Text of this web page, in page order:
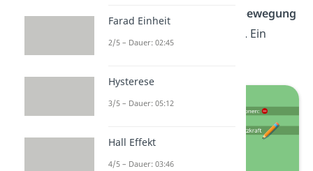
eine zirkulare
Elektronenbewegung
im Uhrzeigersinn entsteht. Ein
Farad Einheit
2/5 – Dauer: 02:45
Hysterese
3/5 – Dauer: 05:12
Hall Effekt
4/5 – Dauer: 03:46